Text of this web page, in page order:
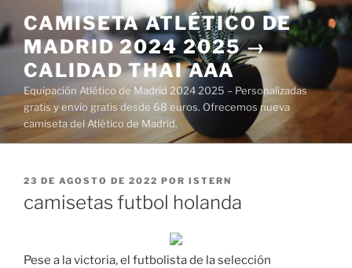
al
contenido
CAMISETA ATLÉTICO DE
MADRID 2024 2025 →
CALIDAD THAI AAA
Equipación Atlético de Madrid 2024 2025 – Personalizadas
gratis y envío gratis desde 68 euros. Ofrecemos nueva
camiseta del Atlético de Madrid.
PUBLICADO
23 DE AGOSTO DE 2022 POR ISTERN
camisetas futbol holanda
Pese a la victoria, el futbolista de la selección